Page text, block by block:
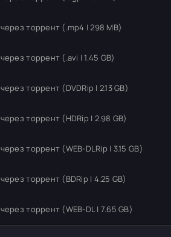
через торрент (.mp4 | 298 MB)
через торрент (.avi | 1.45 GB)
через торрент (DVDRip | 2.13 GB)
через торрент (HDRip | 2.98 GB)
через торрент (WEB-DLRip | 3.15 GB)
через торрент (BDRip | 4.25 GB)
через торрент (WEB-DL | 7.65 GB)